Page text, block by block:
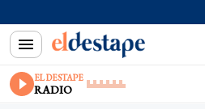
EL DESTAPE
RADIO